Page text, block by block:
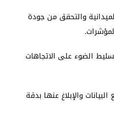
والتحقق من جودة
الضوء على الاتجاهات
والإبلاغ عنها بدقة